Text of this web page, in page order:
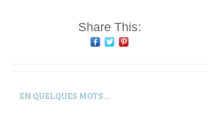
Share This:
EN QUELQUES MOTS…